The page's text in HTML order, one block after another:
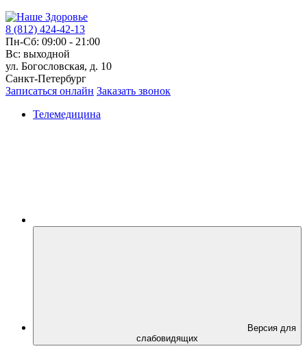
8 (812) 424-42-13
Пн-Сб: 09:00 - 21:00
Вс: выходной
ул. Богословская, д. 10
Санкт-Петербург
Записаться онлайн Заказать звонок
Телемедицина
Версия для
слабовидящих